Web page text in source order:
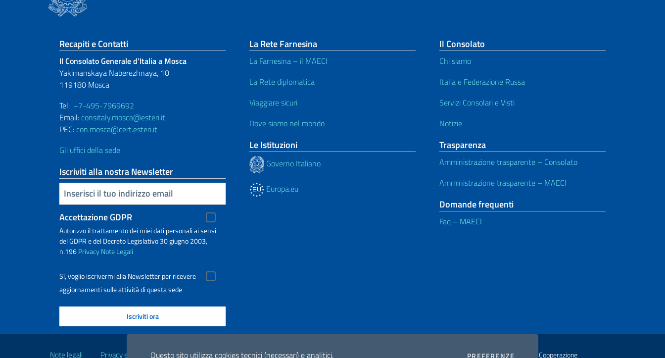
Questo sito utilizza cookies tecnici (necessari) e analitici. PREFERENZE COOKIES
Sezione footer
Recapiti e Contatti
Il Consolato Generale d’Italia a Mosca
Yakimanskaya Naberezhnaya, 10
119180 Mosca
Tel: +7-495-7969692
Email: consitaly.mosca@esteri.it
PEC: con.mosca@cert.esteri.it
Gli uffici della sede
Iscriviti alla nostra Newsletter
Inserisci la tua email
Accettazione GDPR
Autorizzo il trattamento dei miei dati personali ai sensi
del GDPR e del Decreto Legislativo 30 giugno 2003,
n.196PrivacyNote Legali
Sì, voglio iscrivermi alla Newsletter per ricevere
aggiornamenti sulle attività di questa sede
La Rete Farnesina
La Farnesina – il MAECI
La Rete diplomatica
Viaggiare sicuri
Dove siamo nel mondo
Le Istituzioni
Governo Italiano
Europa.eu
Il Consolato
Chi siamo
Italia e Federazione Russa
Servizi Consolari e Visti
Notizie
Trasparenza
Amministrazione trasparente – Consolato
Amministrazione trasparente – MAECI
Domande frequenti
Faq – MAECI
Note legali Privacy e cookie policy Dichiarazione di accessibilità 2026 Copyright Ministero degli Affari Esteri e della Cooperazione